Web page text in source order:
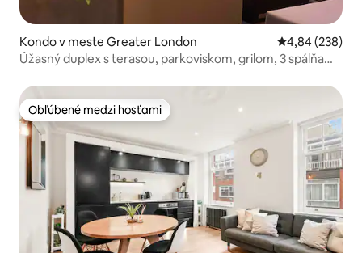
Kondo v meste Greater London Priemerné
4,84 (238)
Úžasný duplex s terasou, parkoviskom, grilom, 3 spálňami
Obľúbené medzi hosťami
Obľúbené medzi hosťami